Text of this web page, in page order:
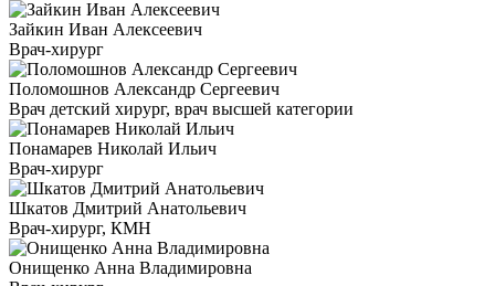
Зайкин Иван Алексеевич
Врач-хирург
Поломошнов Александр Сергеевич
Врач детский хирург, врач высшей категории
Понамарев Николай Ильич
Врач-хирург
Шкатов Дмитрий Анатольевич
Врач-хирург, КМН
Онищенко Анна Владимировна